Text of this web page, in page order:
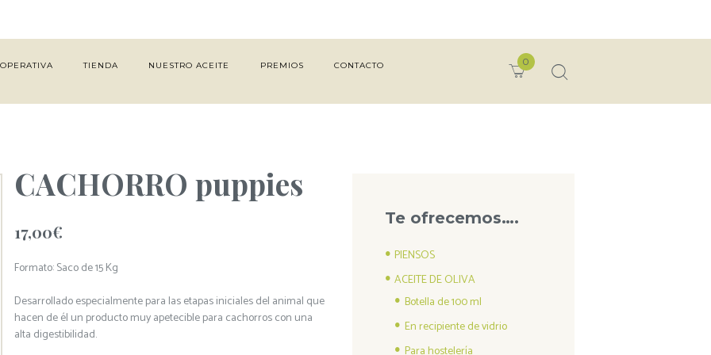
TIENDA NUESTRO ACEITE PREMIOS CONTACTO 0
CACHORRO puppies
17,00€
Formato: Saco de 15 Kg
Desarrollado especialmente para las etapas iniciales del animal que
hacen de él un producto muy apetecible para cachorros con una
alta digestibilidad.
Te ofrecemos….
PIENSOS
ACEITE DE OLIVA
Botella de 100 ml
En recipiente de vidrio
Para hostelería